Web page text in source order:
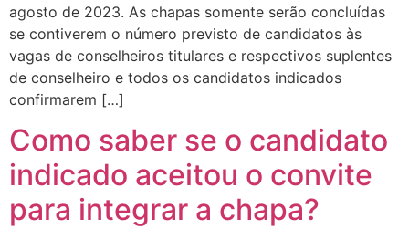
agosto de 2023. As chapas somente serão concluídas
se contiverem o número previsto de candidatos às
vagas de conselheiros titulares e respectivos suplentes
de conselheiro e todos os candidatos indicados
confirmarem […]
Como saber se o candidato
indicado aceitou o convite
para integrar a chapa?